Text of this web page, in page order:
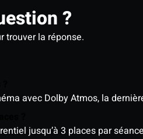
?
trouver la réponse.
avec Dolby Atmos, la
jusqu’à 3 places par